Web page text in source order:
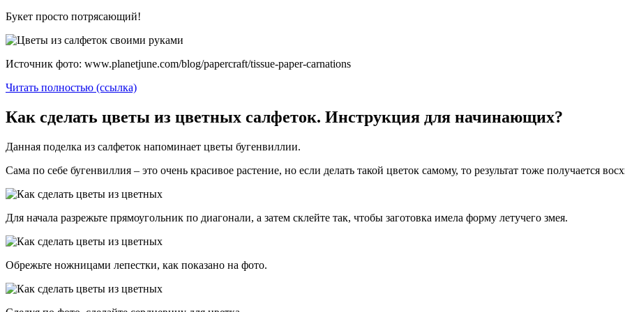
Букет просто потрясающий!
Источник фото: www.planetjune.com/blog/papercraft/tissue-paper-carnations
Читать полностью (ссылка)
Как сделать цветы из цветных салфеток. Инструкция для начинающих?
Данная поделка из салфеток напоминает цветы бугенвиллии.
Сама по себе бугенвиллия – это очень красивое растение, но если делать такой цветок самому, то результат тоже получается
Для начала разрежьте прямоугольник по диагонали, а затем склейте так, чтобы заготовка имела форму летучего змея.
Обрежьте ножницами лепестки, как показано на фото.